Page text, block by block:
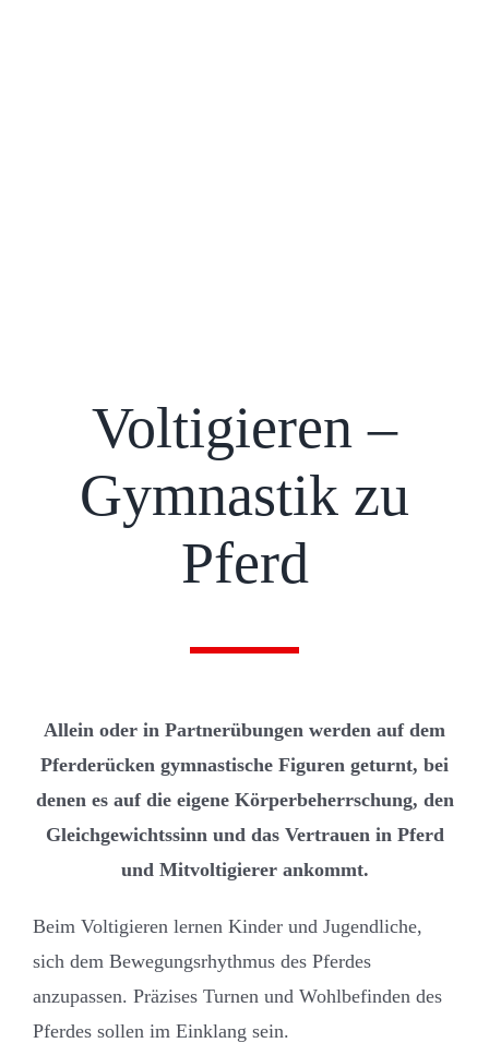
Voltigieren –
Gymnastik zu
Pferd
Allein oder in Partnerübungen werden auf dem
Pferderücken gymnastische Figuren geturnt, bei
denen es auf die eigene Körperbeherrschung, den
Gleichgewichtssinn und das Vertrauen in Pferd
und Mitvoltigierer ankommt.
Beim Voltigieren lernen Kinder und Jugendliche,
sich dem Bewegungsrhythmus des Pferdes
anzupassen. Präzises Turnen und Wohlbefinden des
Pferdes sollen im Einklang sein.